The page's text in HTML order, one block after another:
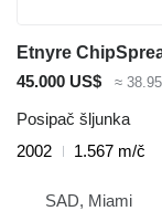
Etnyre
45.000 US$
≈
Posipač šljunka
2002
1.567 m/č
SAD, Miami